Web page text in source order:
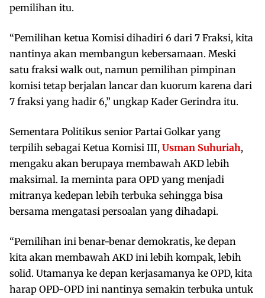
pemilihan itu.
“Pemilihan ketua Komisi dihadiri 6 dari 7 Fraksi, kita
nantinya akan membangun kebersamaan. Meski
satu fraksi walk out, namun pemilihan pimpinan
komisi tetap berjalan lancar dan kuorum karena dari
7 fraksi yang hadir 6,” ungkap Kader Gerindra itu.
Sementara Politikus senior Partai Golkar yang
terpilih sebagai Ketua Komisi III, Usman Suhuriah,
mengaku akan berupaya membawah AKD lebih
maksimal. Ia meminta para OPD yang menjadi
mitranya kedepan lebih terbuka sehingga bisa
bersama mengatasi persoalan yang dihadapi.
“Pemilihan ini benar-benar demokratis, ke depan
kita akan membawah AKD ini lebih kompak, lebih
solid. Utamanya ke depan kerjasamanya ke OPD, kita
harap OPD-OPD ini nantinya semakin terbuka untuk